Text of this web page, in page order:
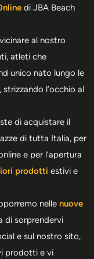
di JBA Beach
al nostro
atleti che
unico nato lungo le
l’occhio al
di acquistare il
di tutta Italia, per
e per l’apertura
prodotti estivi e
nelle nuove
di sorprendervi
e sul nostro sito,
prodotti e vi